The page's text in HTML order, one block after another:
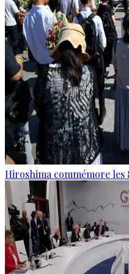
Hiroshima commémore les